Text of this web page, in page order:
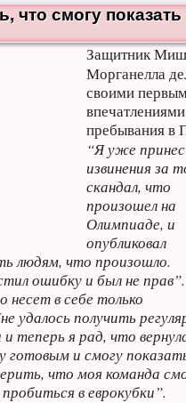
что смогу
Защитник
Морганелла
своими
пребывания в
“Я уже
извинения за
скандал, что
произошел на
Олимпиаде, и
опубликовал
людям, что произошло.
ошибку и был не прав”.
несет в себе только
получить
теперь я рад, что
и смогу
что моя команда
в еврокубки”.